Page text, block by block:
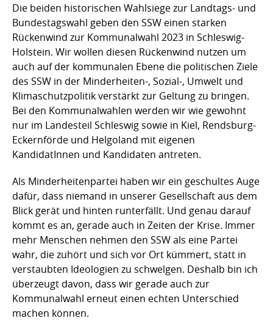
Die beiden historischen Wahlsiege zur Landtags- und
Bundestagswahl geben den SSW einen starken
Rückenwind zur Kommunalwahl 2023 in Schleswig-
Holstein. Wir wollen diesen Rückenwind nutzen um
auch auf der kommunalen Ebene die politischen Ziele
des SSW in der Minderheiten-, Sozial-, Umwelt und
Klimaschutzpolitik verstärkt zur Geltung zu bringen.
Bei den Kommunalwahlen werden wir wie gewohnt
nur im Landesteil Schleswig sowie in Kiel, Rendsburg-
Eckernförde und Helgoland mit eigenen
KandidatInnen und Kandidaten antreten.
Als Minderheitenpartei haben wir ein geschultes Auge
dafür, dass niemand in unserer Gesellschaft aus dem
Blick gerät und hinten runterfällt. Und genau darauf
kommt es an, gerade auch in Zeiten der Krise. Immer
mehr Menschen nehmen den SSW als eine Partei
wahr, die zuhört und sich vor Ort kümmert, statt in
verstaubten Ideologien zu schwelgen. Deshalb bin ich
überzeugt davon, dass wir gerade auch zur
Kommunalwahl erneut einen echten Unterschied
machen können.